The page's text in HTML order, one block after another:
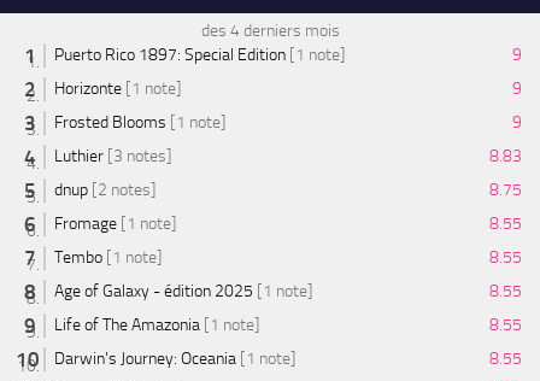
des 4 derniers mois
Puerto Rico 1897: Special Edition [1 note]
9
Horizonte [1 note]
9
Frosted Blooms [1 note]
9
Luthier [3 notes]
8.83
dnup [2 notes]
8.75
Fromage [1 note]
8.55
Tembo [1 note]
8.55
Age of Galaxy - édition 2025 [1 note]
8.55
Life of The Amazonia [1 note]
8.55
Darwin's Journey: Oceania [1 note]
8.55